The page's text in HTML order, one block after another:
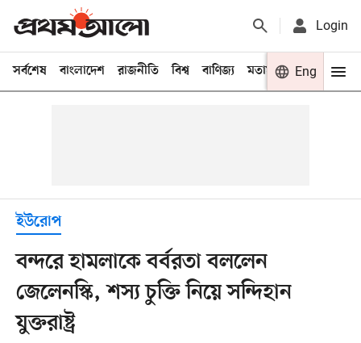
Login
সর্বশেষ বাংলাদেশ রাজনীতি বিশ্ব বাণিজ্য মতামত খেলা
Eng
ইউরোপ
বন্দরে হামলাকে বর্বরতা বললেন
জেলেনস্কি, শস্য চুক্তি নিয়ে সন্দিহান
যুক্তরাষ্ট্র